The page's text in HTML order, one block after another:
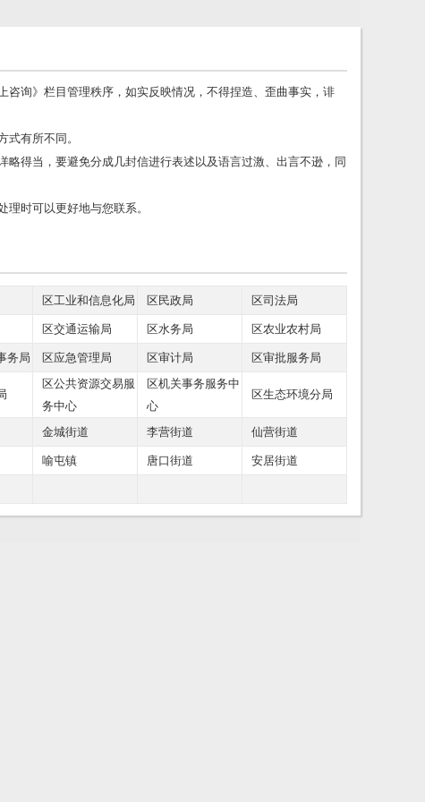
咨询》栏目管理秩序，如实反映情况，不得捏造、歪曲事实，诽
式有所不同。
略得当，要避免分成几封信进行表述以及语言过激、出言不逊，同
理时可以更好地与您联系。
区工业和信息化局 区民政局 区司法局
区交通运输局 区水务局 区农业农村局
务局 区应急管理局 区审计局 区审批服务局
区公共资源交易服
务中心
区机关事务服务中
心
区生态环境分局
金城街道 李营街道 仙营街道
喻屯镇 唐口街道 安居街道